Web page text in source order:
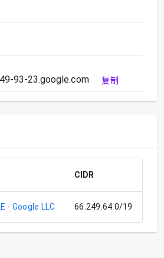
93-23.google.com 复制
CIDR
- Google LLC 66.249.64.0/19